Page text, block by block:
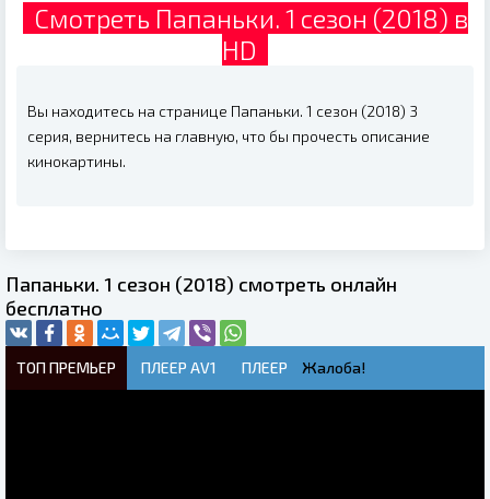
Смотреть Папаньки. 1 сезон (2018) в
HD
Вы находитесь на странице Папаньки. 1 сезон (2018) 3
серия, вернитесь на главную, что бы прочесть описание
кинокартины.
Папаньки. 1 сезон (2018) смотреть онлайн
бесплатно
ТОП ПРЕМЬЕР ПЛЕЕР AV1 ПЛЕЕР Жалоба!